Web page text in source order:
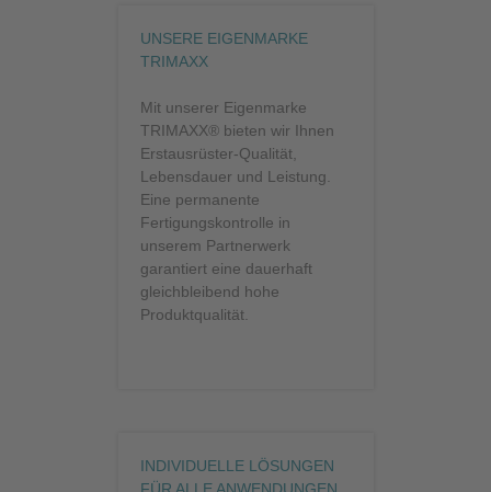
UNSERE EIGENMARKE
TRIMAXX
Mit unserer Eigenmarke
TRIMAXX® bieten wir Ihnen
Erstausrüster-Qualität,
Lebensdauer und Leistung.
Eine permanente
Fertigungskontrolle in
unserem Partnerwerk
garantiert eine dauerhaft
gleichbleibend hohe
Produktqualität.
INDIVIDUELLE LÖSUNGEN